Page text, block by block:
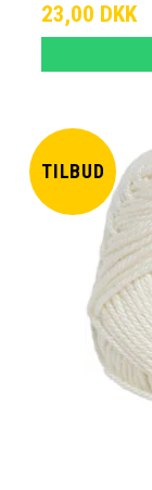
23,00 DKK
TILBUD